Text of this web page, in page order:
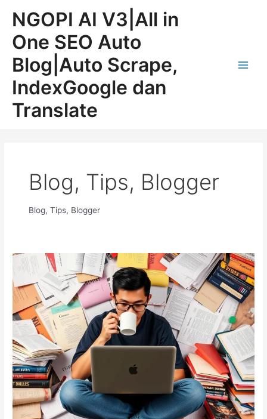
NGOPI AI V3|All in
One SEO Auto
Blog|Auto Scrape,
IndexGoogle dan
Translate
Blog, Tips, Blogger
Blog, Tips, Blogger
Ngopi
Konten
Ngebut!
Blogger
Wajib
Coba!